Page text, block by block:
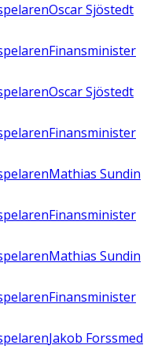
Oscar Sjöstedt
Finansminister
Oscar Sjöstedt
Finansminister
Mathias Sundin
Finansminister
Mathias Sundin
Finansminister
Jakob Forssmed